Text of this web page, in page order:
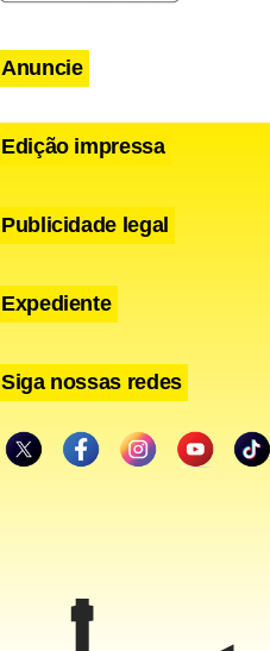
Anuncie
Edição impressa
Publicidade legal
Expediente
Siga nossas redes